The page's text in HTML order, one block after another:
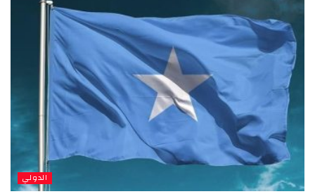
الدولي